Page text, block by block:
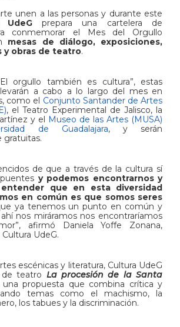
unen a las personas y durante este
UdeGprepara una cartelera de
conmemorar el Mes del Orgullo
mesas de diálogo, exposiciones,
y obras de teatro.
orgullo también es cultura”, estas
a cabo a lo largo del mes en
como el Conjunto Santander de Artes
, el Teatro Experimental de Jalisco, la
y el Museo de las Artes (MUSA)
de Guadalajara, y serán
de que a través de la cultura sí
y podemos encontrarnos y
que en esta diversidad
en común es que somos seres
ya tenemos un punto en común y
nos miráramos nos encontraríamos
afirmó Daniela Yoffe Zonana,
UdeG.
escénicas y literatura, Cultura UdeG
de teatro La procesión de la Santa
propuesta que combina crítica y
temas como el machismo, la
los tabues y la discriminación.